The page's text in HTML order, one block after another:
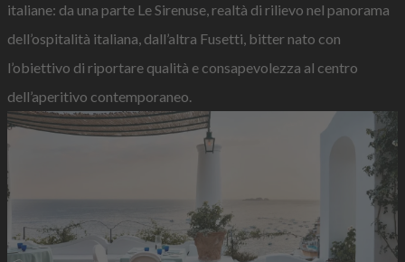
italiane: da una parte Le Sirenuse, realtà di rilievo nel panorama
dell’ospitalità italiana, dall’altra Fusetti, bitter nato con
l’obiettivo di riportare qualità e consapevolezza al centro
dell’aperitivo contemporaneo.